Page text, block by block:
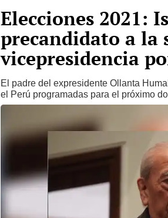
Elecciones 2021:
precandidato a la
vicepresidencia
El padre del expresidente Ollanta
el Perú programadas para el próximo